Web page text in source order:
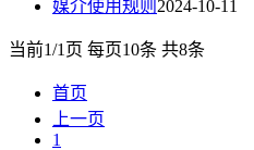
媒介使用规则 2024-10-11
当前1/1页 每页10条 共8条
首页
上一页
1